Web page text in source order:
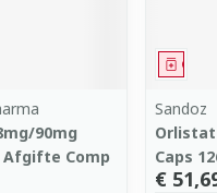
90mg
Afgifte Comp
Sandoz
Orlistat
Caps
€